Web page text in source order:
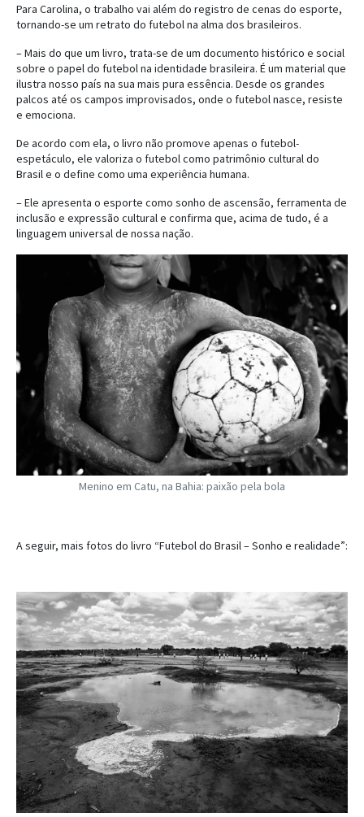
Para Carolina, o trabalho vai além do registro de cenas do esporte,
tornando-se um retrato do futebol na alma dos brasileiros.
– Mais do que um livro, trata-se de um documento histórico e social
sobre o papel do futebol na identidade brasileira. É um material que
ilustra nosso país na sua mais pura essência. Desde os grandes
palcos até os campos improvisados, onde o futebol nasce, resiste
e emociona.
De acordo com ela, o livro não promove apenas o futebol-
espetáculo, ele valoriza o futebol como patrimônio cultural do
Brasil e o define como uma experiência humana.
– Ele apresenta o esporte como sonho de ascensão, ferramenta de
inclusão e expressão cultural e confirma que, acima de tudo, é a
linguagem universal de nossa nação.
Menino em Catu, na Bahia: paixão pela bola
A seguir, mais fotos do livro “Futebol do Brasil – Sonho e realidade”: